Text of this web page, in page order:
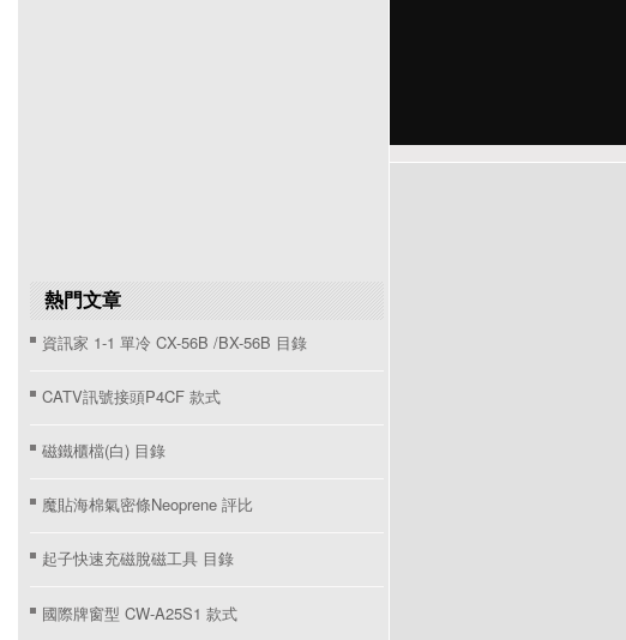
熱門文章
資訊家 1-1 單冷 CX-56B /BX-56B 目錄
CATV訊號接頭P4CF 款式
磁鐵櫃檔(白) 目錄
魔貼海棉氣密條Neoprene 評比
起子快速充磁脫磁工具 目錄
國際牌窗型 CW-A25S1 款式